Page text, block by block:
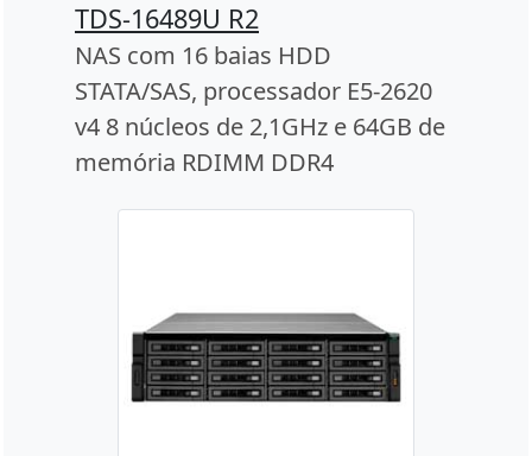
TDS-16489U R2
NAS com 16 baias HDD
STATA/SAS, processador E5-2620
v4 8 núcleos de 2,1GHz e 64GB de
memória RDIMM DDR4